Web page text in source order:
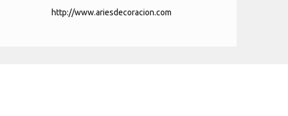
http://www.ariesdecoracion.com